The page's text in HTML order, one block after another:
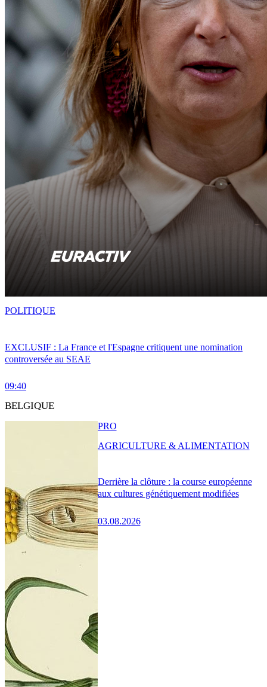
EXCLUSIF : La France et l'Espagne critiquent une nomination
controversée au SEAE
09:40
POLITIQUE
BELGIQUE
Derrière la clôture : la course européenne
aux cultures génétiquement modifiées
03.08.2026
PRO
AGRICULTURE & ALIMENTATION